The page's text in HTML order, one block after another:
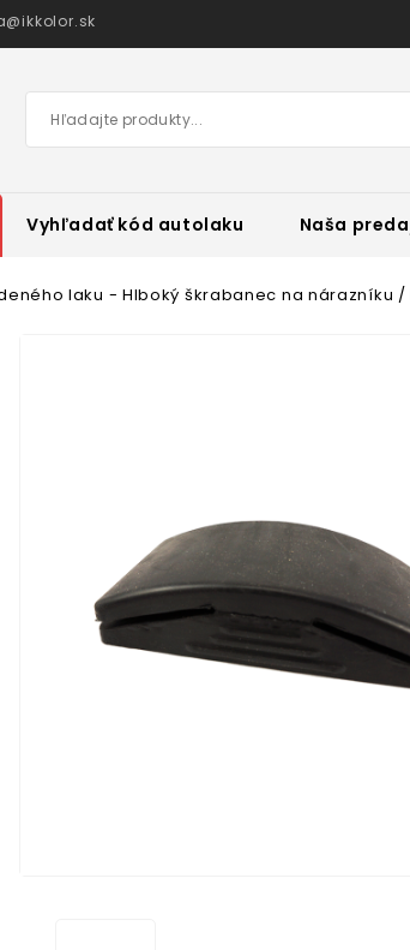
Vyhľadať kód autolaku Naša
laku - Hlboký škrabanec na nárazníku